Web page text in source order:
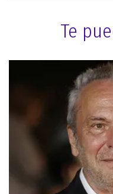
Te